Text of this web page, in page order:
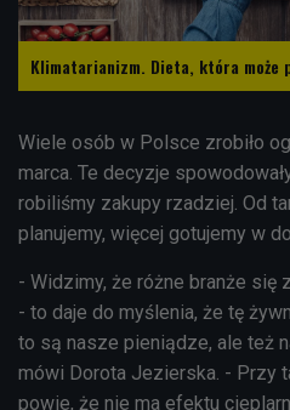
Klimatarianizm. Dieta, która może
Wiele osób w Polsce zrobiło
marca. Te decyzje
robiliśmy zakupy rzadziej. Od
planujemy, więcej gotujemy w
- Widzimy, że różne branże się
- to daje do myślenia, że tę
to są nasze pieniądze, ale też
mówi Dorota Jezierska. - Przy
powie, że nie ma efektu